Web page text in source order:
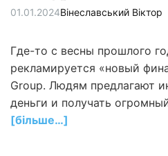
01.01.2024Вінеславський Віктор
Где-то с весны прошлого
рекламируется «новый
Group. Людям предлагают
деньги и получать
[більше…]